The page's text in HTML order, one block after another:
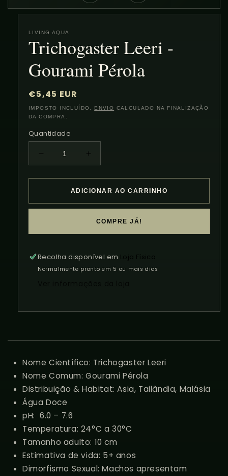
LIVING AQUA
Trichogaster Leeri -
Gourami Pérola
Preço
normal
€5,45 EUR
IMPOSTO INCLUÍDO. ENVIO CALCULADO NA FINALIZAÇÃO
DA COMPRA.
Quantidade
Diminuir
a
quantidade
Trichogaster
Leeri
Gourami
a
quantidade
de
Trichogaster
Leeri
Gourami
ADICIONAR AO CARRINHO
COMPRE JÁ!
Recolha disponível em Loja Física
Normalmente pronto em 5 ou mais dias
Nome Científico: Trichogaster Leeri
Nome Comum: Gourami Pérola
Distribuição & Habitat: Asia, Tailândia, Malásia
Água Doce
pH: 6.0 – 7.6
Temperatura: 24°C a 30°C
Tamanho adulto: 10 cm
Estimativa de vida: 5+ anos
Dimorfismo Sexual: Machos apresentam